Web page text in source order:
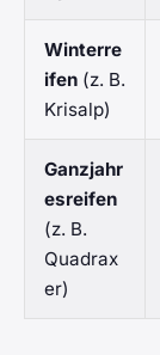
Winterre
ifen (z. B.
Krisalp)
Ganzjahr
esreifen
(z. B.
Quadrax
er)